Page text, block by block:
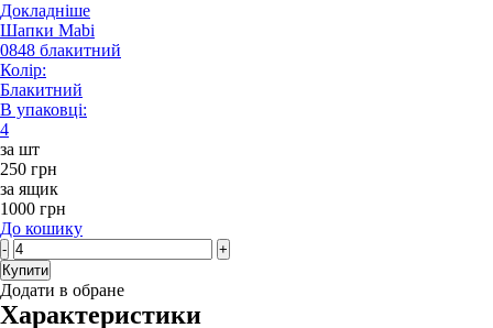
Докладніше
Шапки Mabi
0848 блакитний
Колір:
Блакитний
В упаковці:
4
за шт
250 грн
за ящик
1000 грн
До кошику
-
+
Купити
Додати в обране
Характеристики